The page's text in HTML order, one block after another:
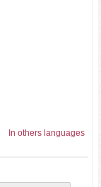
In others languages